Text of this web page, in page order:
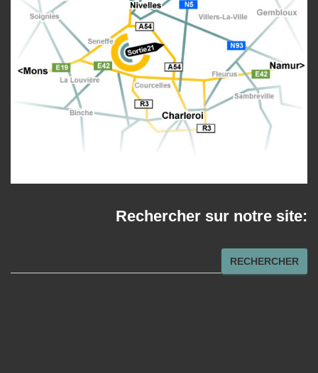
Rechercher sur notre site:
e
RECHERCHER